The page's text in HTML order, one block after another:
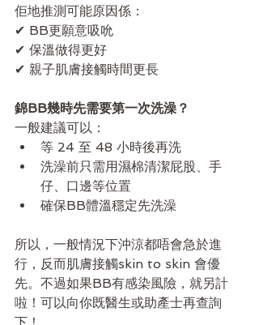
佢地推測可能原因係：
✔ BB更願意吸吮
✔ 保溫做得更好
✔ 親子肌膚接觸時間更長
錦BB幾時先需要第一次洗澡？
一般建議可以：
等 24 至 48 小時後再洗
洗澡前只需用濕棉清潔屁股、手
仔、口邊等位置
確保BB體溫穩定先洗澡
所以，一般情況下沖涼都唔會急於進
行，反而肌膚接觸skin to skin 會優
先。不過如果BB有感染風險，就另計
啦！可以向你既醫生或助產士再查詢